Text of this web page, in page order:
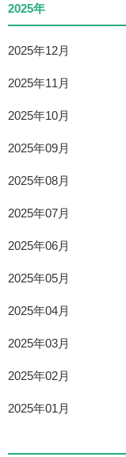
2025年
2025年12月
2025年11月
2025年10月
2025年09月
2025年08月
2025年07月
2025年06月
2025年05月
2025年04月
2025年03月
2025年02月
2025年01月